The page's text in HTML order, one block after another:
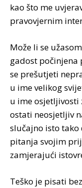
kao što me
pravovjernim
Može li se
gadost počinjena
se prešutjeti
u ime velikog
u ime osjetljivosti
ostati neosjetljiv
slučajno isto tako
pitanja svojim
zamjerajući
Teško je pisati